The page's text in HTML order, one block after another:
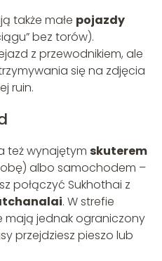
także małe pojazdy
bez torów).
z przewodnikiem, ale
się na zdjęcia
ruin.
też wynajętym skuterem
albo samochodem –
połączyć Sukhothai z
. W strefie
mają jednak ograniczony
przejdziesz pieszo lub